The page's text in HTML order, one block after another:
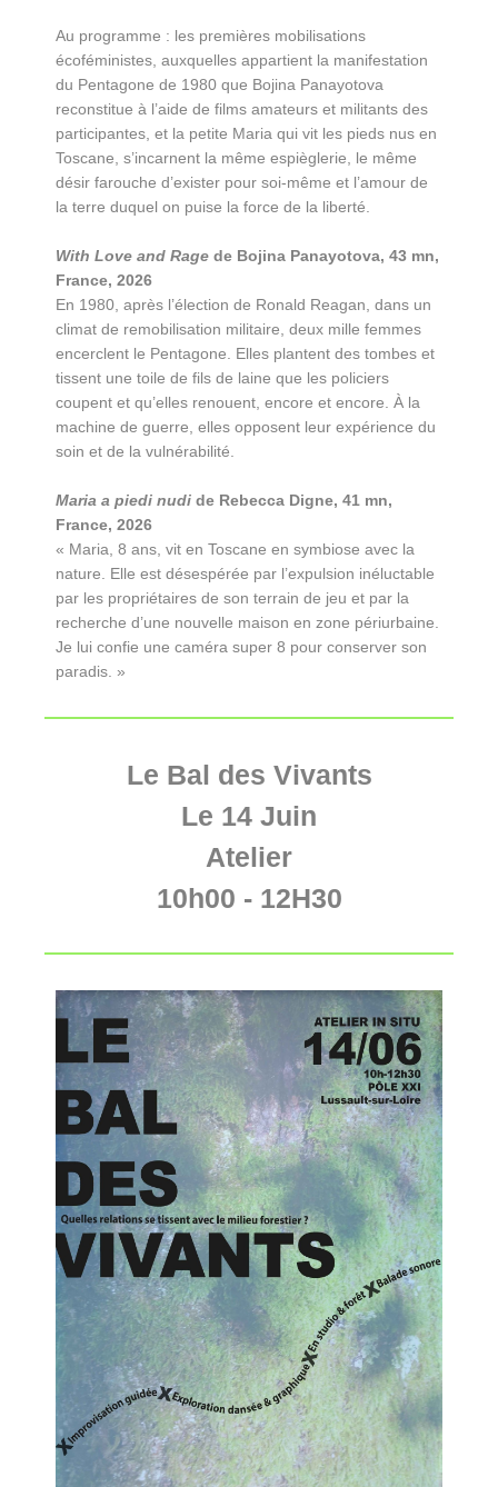
Au programme : les premières mobilisations
écoféministes, auxquelles appartient la manifestation
du Pentagone de 1980 que Bojina Panayotova
reconstitue à l’aide de films amateurs et militants des
participantes, et la petite Maria qui vit les pieds nus en
Toscane, s’incarnent la même espièglerie, le même
désir farouche d’exister pour soi-même et l’amour de
la terre duquel on puise la force de la liberté.
With Love and Rage de Bojina Panayotova, 43 mn,
France, 2026
En 1980, après l’élection de Ronald Reagan, dans un
climat de remobilisation militaire, deux mille femmes
encerclent le Pentagone. Elles plantent des tombes et
tissent une toile de fils de laine que les policiers
coupent et qu’elles renouent, encore et encore. À la
machine de guerre, elles opposent leur expérience du
soin et de la vulnérabilité.
Maria a piedi nudi de Rebecca Digne, 41 mn,
France, 2026
« Maria, 8 ans, vit en Toscane en symbiose avec la
nature. Elle est désespérée par l’expulsion inéluctable
par les propriétaires de son terrain de jeu et par la
recherche d’une nouvelle maison en zone périurbaine.
Je lui confie une caméra super 8 pour conserver son
paradis. »
Le Bal des Vivants
Le 14 Juin
Atelier
10h00 - 12H30